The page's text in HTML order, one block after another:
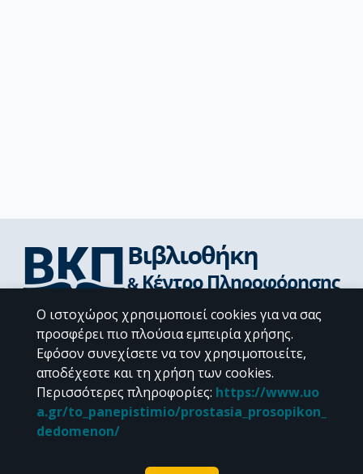
Διεύθυνση Βιβλιοθήκης & Κέντρου Πληροφόρησης
Βιβλιοθήκες Σχολών του ΕΚΠΑ
Υπολογιστικό Κέντρο Βιβλιοθηκών
Επικοινωνία / Helpdesk
Ο ιστοχώρος χρησιμοποιεί cookies για να σας
προσφέρει πιο πλούσια εμπειρία χρήσης.
Εφόσον συνεχίσετε να τον χρησιμοποιείτε,
αποδέχεστε και τη χρήση των cookies.
Περισσότερες πληροφορίες: https://www.uo
a.gr/to_panepistimio/prostasia_prosopikon_
dedomenon/